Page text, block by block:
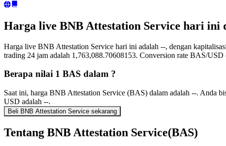
Harga live BNB Attestation Service hari ini
Harga live BNB Attestation Service hari ini adalah --, dengan
trading 24 jam adalah 1,763,088.70608153. Conversion rate BAS/
Berapa nilai 1 BAS dalam ?
Saat ini, harga BNB Attestation Service (BAS) dalam adalah --. Anda
USD adalah --.
Beli BNB Attestation Service sekarang
Tentang BNB Attestation Service(BAS)